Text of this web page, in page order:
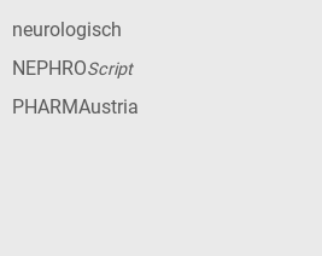
neurologisch
NEPHROScript
PHARMAustria